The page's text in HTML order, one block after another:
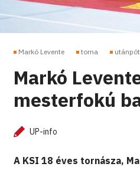
Markó Levente torna
Markó
mesterfokú
UP-info
A KSI 18 éves tornásza,